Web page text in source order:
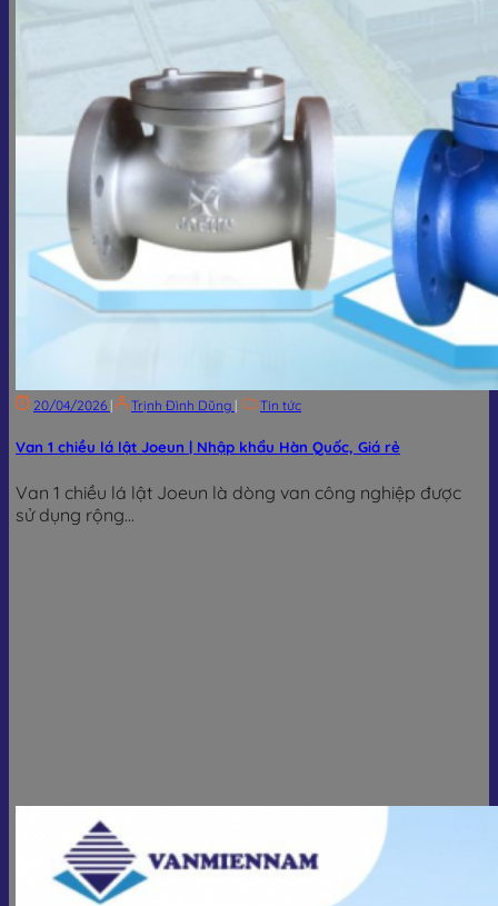
20/04/2026 | Trịnh Đình Dũng | Tin tức
Van 1 chiều lá lật Joeun | Nhập khẩu Hàn Quốc, Giá rẻ
Van 1 chiều lá lật Joeun là dòng van công nghiệp được
sử dụng rộng...